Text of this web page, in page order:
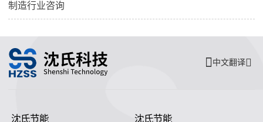
制造行业咨询
中文翻译
沈氏节能 沈氏节能